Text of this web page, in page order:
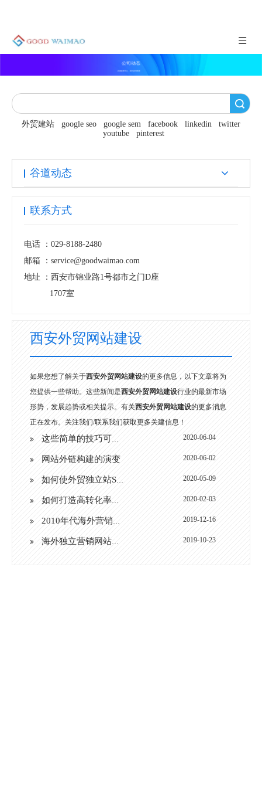
谷道新闻中心，实时咨询更新
公司动态
外贸建站 google seo google sem facebook linkedin
twitter
youtube
pinterest
谷道动态
联系方式
电话 ： 029-8188-2480
邮箱 ： service@goodwaimao.com
地址 ： 西安市锦业路1号都市之门D座
1707室
西安外贸网站建设
如果您想了解关于西安外贸网站建设的更多信息，以下文章将为
您提供一些帮助。这些新闻是西安外贸网站建设行业的最新市场
形势，发展趋势或相关提示。有关西安外贸网站建设的更多消息
正在发布。关注我们/联系我们获取更多关建信息！
这些简单的技巧可以改善您的网站 2020-06-04
网站外链构建的演变 2020-06-02
如何使外贸独立站SEO流量增长1,000%％ 2020-05-09
如何打造高转化率的外贸独立站 2020-02-03
2010年代海外营销趋势 2019-12-16
海外独立营销网站建设的重要性 2019-10-23